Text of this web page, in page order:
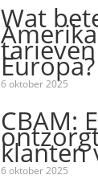
Wat
Europa?
6 oktober 2025
CBAM:
klanten
6 oktober 2025